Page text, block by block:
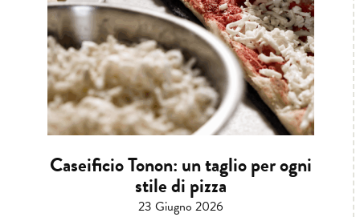
Caseificio Tonon: un taglio per ogni
stile di pizza
23 Giugno 2026